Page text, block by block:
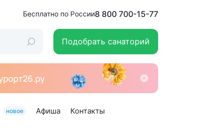
Бесплатно по России8 800 700-15-77
Подобрать санаторий
новое Афиша Контакты